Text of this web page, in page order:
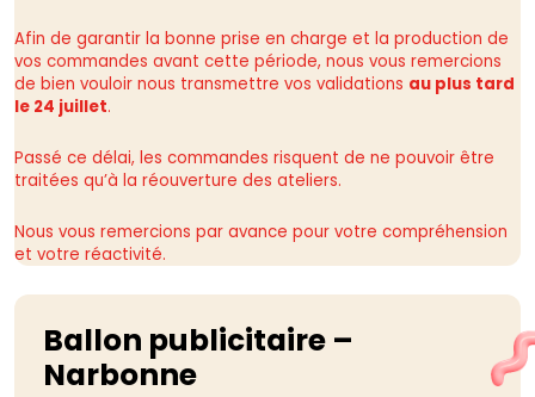
Afin de garantir la bonne prise en charge et la production de
vos commandes avant cette période, nous vous remercions
de bien vouloir nous transmettre vos validations au plus tard
le 24 juillet.
Passé ce délai, les commandes risquent de ne pouvoir être
traitées qu’à la réouverture des ateliers.
Nous vous remercions par avance pour votre compréhension
et votre réactivité.
Ballon publicitaire –
Narbonne